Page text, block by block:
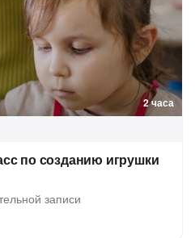
2 часа
по созданию игрушки
записи